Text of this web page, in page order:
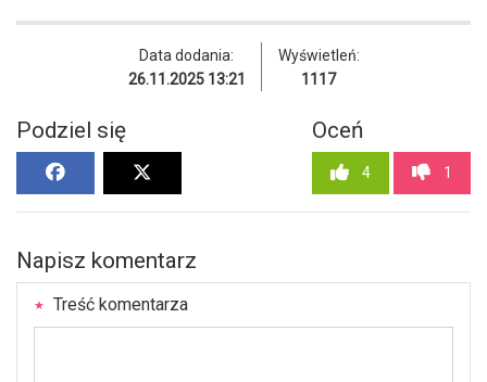
Data dodania:
26.11.2025 13:21
Wyświetleń:
1117
Podziel się Oceń
4 1
Napisz komentarz
Treść komentarza